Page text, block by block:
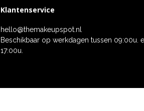
Klantenservice
hello@themakeupspot.nl
Beschikbaar op werkdagen tussen 09:00u.
17:00u.